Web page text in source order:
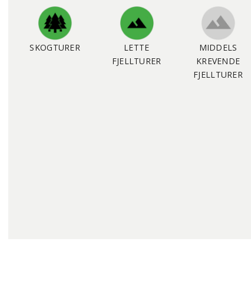
SKOGTURER
LETTE
FJELLTURER
MIDDELS
KREVENDE
FJELLTURER